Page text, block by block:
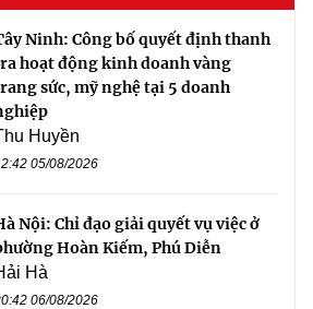
Ninh: Công bố quyết định thanh
hoạt động kinh doanh vàng
sức, mỹ nghệ tại 5 doanh
Huyền
05/08/2026
Nội: Chỉ đạo giải quyết vụ việc ở
Hoàn Kiếm, Phú Diễn
Hà
06/08/2026